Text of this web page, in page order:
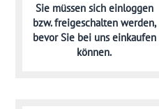
Sie müssen sich einloggen
bzw. freigeschalten werden,
bevor Sie bei uns einkaufen
können.